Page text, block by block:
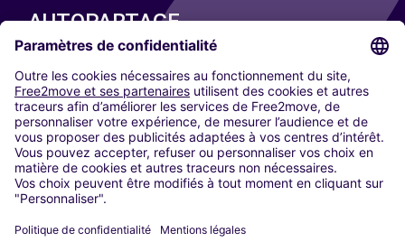
AUTOPARTAGE
Paris
Madrid
Washington DC
Milan
Rome
Turin
Vienne
Berlin
Düsseldorf